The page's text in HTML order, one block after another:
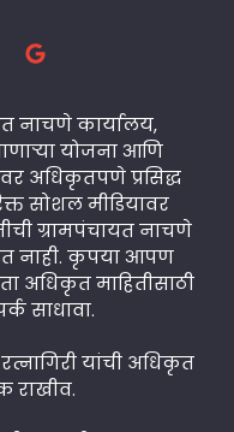
नाचणे कार्यालय,
योजना आणि
अधिकृतपणे प्रसिद्ध
सोशल मीडियावर
ग्रामपंचायत नाचणे
नाही. कृपया आपण
अधिकृत माहितीसाठी
साधावा.
यांची अधिकृत
राखीव.